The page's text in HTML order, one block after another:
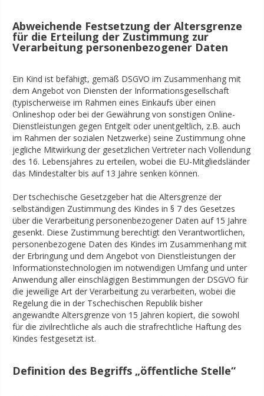
Abweichende Festsetzung der Altersgrenze
für die Erteilung der Zustimmung zur
Verarbeitung personenbezogener Daten
Ein Kind ist befähigt, gemäß DSGVO im Zusammenhang mit
dem Angebot von Diensten der Informationsgesellschaft
(typischerweise im Rahmen eines Einkaufs über einen
Onlineshop oder bei der Gewährung von sonstigen Online-
Dienstleistungen gegen Entgelt oder unentgeltlich, z.B. auch
im Rahmen der sozialen Netzwerke) seine Zustimmung ohne
jegliche Mitwirkung der gesetzlichen Vertreter nach Vollendung
des 16. Lebensjahres zu erteilen, wobei die EU-Mitgliedsländer
das Mindestalter bis auf 13 Jahre senken können.
Der tschechische Gesetzgeber hat die Altersgrenze der
selbständigen Zustimmung des Kindes in § 7 des Gesetzes
über die Verarbeitung personenbezogener Daten auf 15 Jahre
gesenkt. Diese Zustimmung berechtigt den Verantwortlichen,
personenbezogene Daten des Kindes im Zusammenhang mit
der Erbringung und dem Angebot von Dienstleistungen der
Informationstechnologien im notwendigen Umfang und unter
Anwendung aller einschlägigen Bestimmungen der DSGVO für
die jeweilige Art der Verarbeitung zu verarbeiten, wobei die
Regelung die in der Tschechischen Republik bisher
angewandte Altersgrenze von 15 Jahren kopiert, die sowohl
für die zivilrechtliche als auch die strafrechtliche Haftung des
Kindes festgesetzt ist.
Definition des Begriffs „öffentliche Stelle“